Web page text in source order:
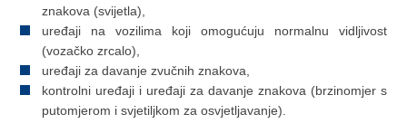
znakova (svijetla),
uređaji na vozilima koji omogućuju normalnu vidljivost
(vozačko zrcalo),
uređaji za davanje zvučnih znakova,
kontrolni uređaji i uređaji za davanje znakova (brzinomjer s
putomjerom i svjetiljkom za osvjetljavanje).